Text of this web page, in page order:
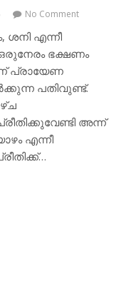
No Comment
എന്നീ
ഭക്ഷണം
പ്രായേണ
പതിവുണ്ട്.
അന്ന്
എന്നീ